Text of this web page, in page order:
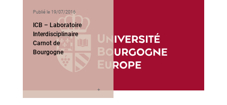
Publié le 19/07/2016
ICB – Laboratoire
Interdisciplinaire
Carnot de
Bourgogne